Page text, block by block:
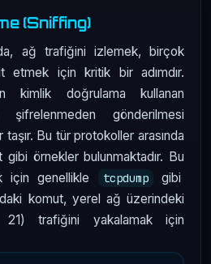
(Sniffing)
ağ trafiğini izlemek, birçok
etmek için kritik bir adımdır.
kimlik doğrulama kullanan
gönderilmesi
Bu tür protokoller arasında
örnekler bulunmaktadır. Bu
için genellikle
tcpdump
gibi
komut, yerel ağ üzerindeki
trafiğini yakalamak için